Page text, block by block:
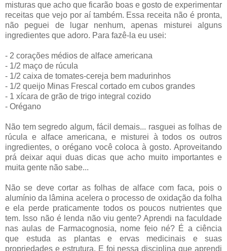
misturas que acho que ficarão boas e gosto de experimentar
receitas que vejo por aí também. Essa receita não é pronta,
não peguei de lugar nenhum, apenas misturei alguns
ingredientes que adoro. Para fazê-la eu usei:
- 2 corações médios de alface americana
- 1/2 maço de rúcula
- 1/2 caixa de tomates-cereja bem madurinhos
- 1/2 queijo Minas Frescal cortado em cubos grandes
- 1 xícara de grão de trigo integral cozido
- Orégano
Não tem segredo algum, fácil demais... rasguei as folhas de
rúcula e alface americana, e misturei à todos os outros
ingredientes, o orégano você coloca à gosto. Aproveitando
prá deixar aqui duas dicas que acho muito importantes e
muita gente não sabe...
Não se deve cortar as folhas de alface com faca, pois o
alumínio da lâmina acelera o processo de oxidação da folha
e ela perde praticamente todos os poucos nutrientes que
tem. Isso não é lenda não viu gente? Aprendi na faculdade
nas aulas de Farmacognosia, nome feio né? É a ciência
que estuda as plantas e ervas medicinais e suas
propriedades e estrutura. E foi nessa disciplina que aprendi